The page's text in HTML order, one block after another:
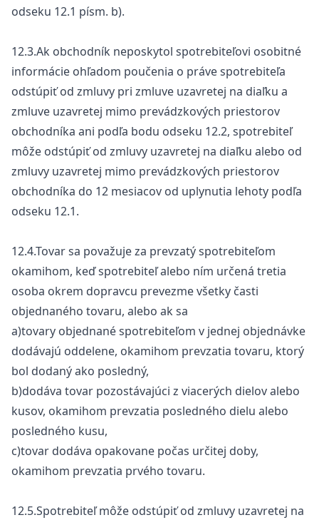
odseku 12.1 písm. b).
12.3.Ak obchodník neposkytol spotrebiteľovi osobitné
informácie ohľadom poučenia o práve spotrebiteľa
odstúpiť od zmluvy pri zmluve uzavretej na diaľku a
zmluve uzavretej mimo prevádzkových priestorov
obchodníka ani podľa bodu odseku 12.2, spotrebiteľ
môže odstúpiť od zmluvy uzavretej na diaľku alebo od
zmluvy uzavretej mimo prevádzkových priestorov
obchodníka do 12 mesiacov od uplynutia lehoty podľa
odseku 12.1.
12.4.Tovar sa považuje za prevzatý spotrebiteľom
okamihom, keď spotrebiteľ alebo ním určená tretia
osoba okrem dopravcu prevezme všetky časti
objednaného tovaru, alebo ak sa
a)tovary objednané spotrebiteľom v jednej objednávke
dodávajú oddelene, okamihom prevzatia tovaru, ktorý
bol dodaný ako posledný,
b)dodáva tovar pozostávajúci z viacerých dielov alebo
kusov, okamihom prevzatia posledného dielu alebo
posledného kusu,
c)tovar dodáva opakovane počas určitej doby,
okamihom prevzatia prvého tovaru.
12.5.Spotrebiteľ môže odstúpiť od zmluvy uzavretej na